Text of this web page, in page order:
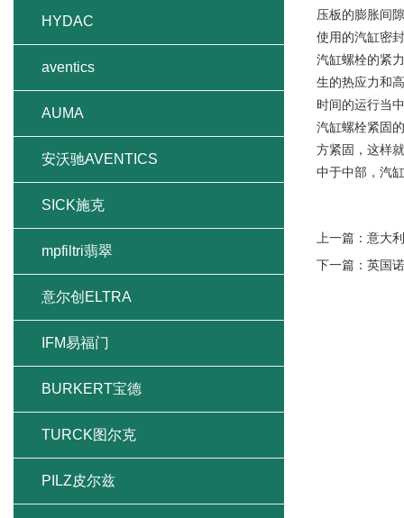
压板的膨胀间
使用的汽缸密
汽缸螺栓的紧
生的热应力和
时间的运行当
汽缸螺栓紧固
方紧固，这样
中于中部，汽
上一篇： 意大
下一篇： 英国
HYDAC
aventics
AUMA
安沃驰AVENTICS
SICK施克
mpfiltri翡翠
意尔创ELTRA
IFM易福门
BURKERT宝德
TURCK图尔克
PILZ皮尔兹